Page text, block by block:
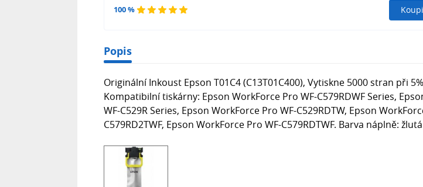
100 %
Popis
Originální Inkoust Epson T01C4 (C13T01C400), Vytiskne 5000 stran při
Kompatibilní tiskárny: Epson WorkForce Pro WF-C579RDWF Series,
WF-C529R Series, Epson WorkForce Pro WF-C529RDTW, Epson
C579RD2TWF, Epson WorkForce Pro WF-C579RDTWF. Barva náplně: